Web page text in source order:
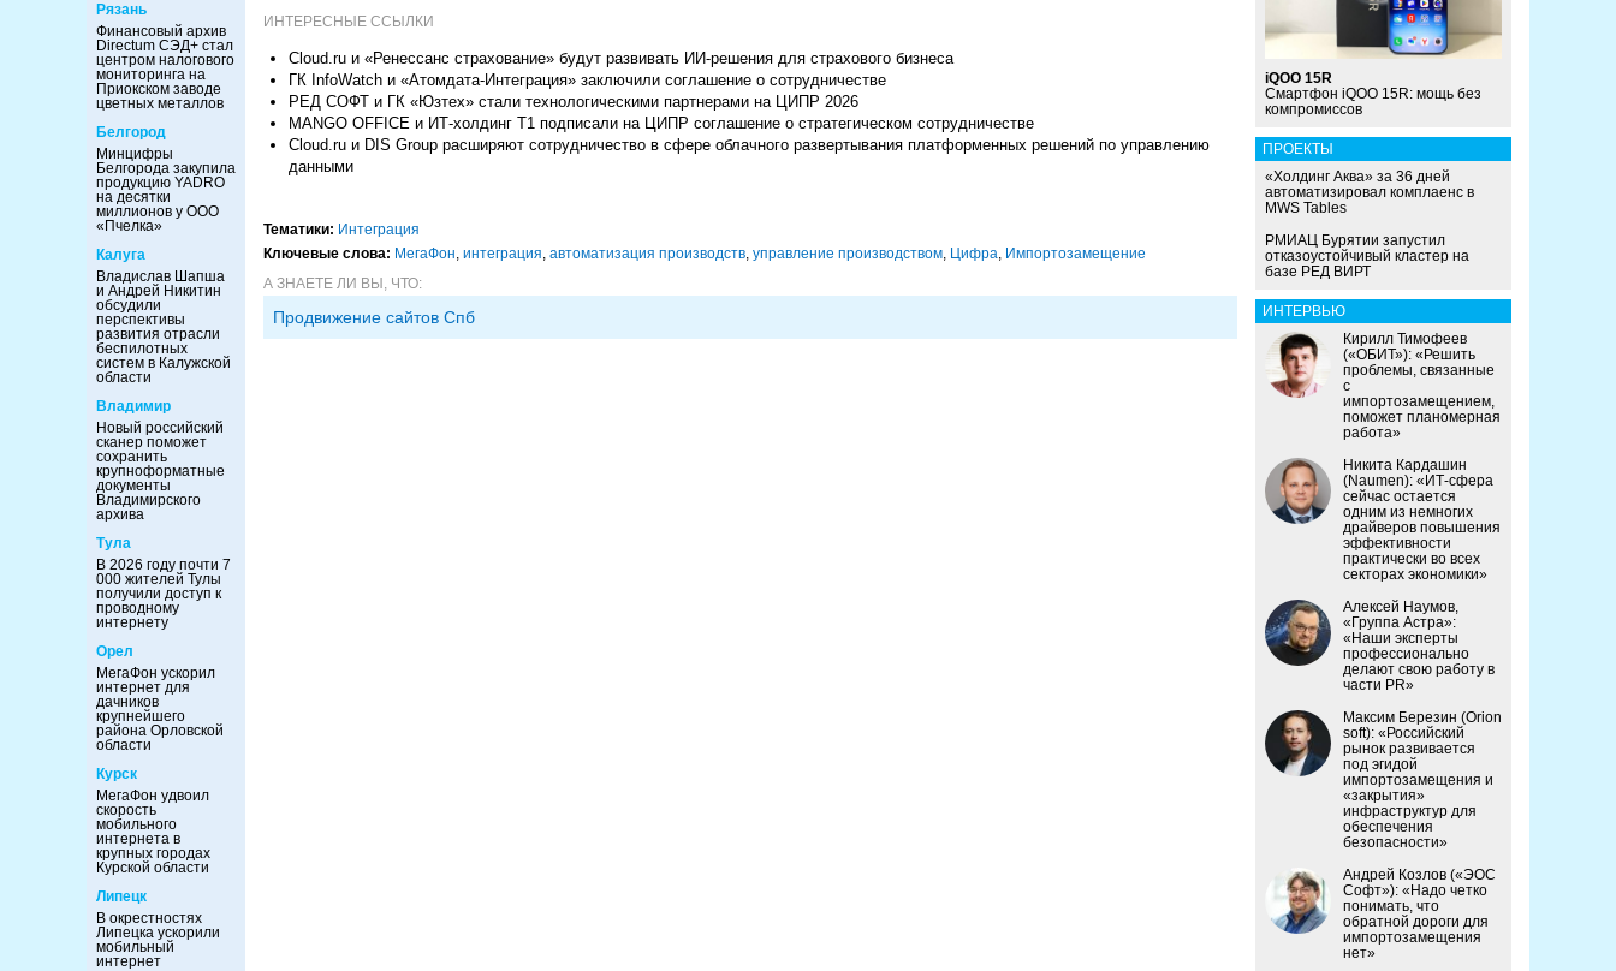
Рязань
Финансовый архив
Directum СЭД+ стал
центром налогового
мониторинга на
Приокском заводе
цветных металлов
Белгород
Минцифры
Белгорода закупила
продукцию YADRO
на десятки
миллионов у ООО
«Пчелка»
Калуга
Владислав Шапша
и Андрей Никитин
обсудили
перспективы
развития отрасли
беспилотных
систем в Калужской
области
Владимир
Новый российский
сканер поможет
сохранить
крупноформатные
документы
Владимирского
архива
Тула
В 2026 году почти 7
000 жителей Тулы
получили доступ к
проводному
интернету
Орел
МегаФон ускорил
интернет для
дачников
крупнейшего
района Орловской
области
Курск
МегаФон удвоил
скорость
мобильного
интернета в
крупных городах
Курской области
Липецк
В окрестностях
Липецка ускорили
мобильный
интернет
ИНТЕРЕСНЫЕ ССЫЛКИ
Cloud.ru и «Ренессанс страхование» будут развивать ИИ-решения для страхового бизнеса
ГК InfoWatch и «Атомдата-Интеграция» заключили соглашение о сотрудничестве
РЕД СОФТ и ГК «Юзтех» стали технологическими партнерами на ЦИПР 2026
MANGO OFFICE и ИТ-холдинг Т1 подписали на ЦИПР соглашение о стратегическом сотрудничестве
Cloud.ru и DIS Group расширяют сотрудничество в сфере облачного развертывания платформенных решений по управлению
данными
Тематики: Интеграция
Ключевые слова: МегаФон, интеграция, автоматизация производств, управление производством, Цифра, Импорто­замещение
А ЗНАЕТЕ ЛИ ВЫ, ЧТО:
Продвижение сайтов Спб
iQOO 15R
Смартфон iQOO 15R: мощь без
компромиссов
ПРОЕКТЫ
«Холдинг Аква» за 36 дней
автоматизировал комплаенс в
MWS Tables
РМИАЦ Бурятии запустил
отказоустойчивый кластер на
базе РЕД ВИРТ
ИНТЕРВЬЮ
Кирилл Тимофеев
(«ОБИТ»): «Решить
проблемы, связанные
с
импортозамещением,
поможет планомерная
работа»
Никита Кардашин
(Naumen): «ИТ-сфера
сейчас остается
одним из немногих
драйверов повышения
эффективности
практически во всех
секторах экономики»
Алексей Наумов,
«Группа Астра»:
«Наши эксперты
профессионально
делают свою работу в
части PR»
Максим Березин (Orion
soft): «Российский
рынок развивается
под эгидой
импортозамещения и
«закрытия»
инфраструктур для
обеспечения
безопасности»
Андрей Козлов («ЭОС
Софт»): «Надо четко
понимать, что
обратной дороги для
импортозамещения
нет»